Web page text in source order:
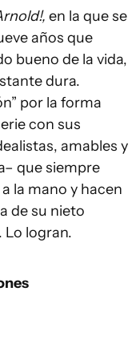
en la que se
años que
bueno de la vida,
dura.
por la forma
con sus
amables y
que siempre
la mano y hacen
de su nieto
Lo logran.